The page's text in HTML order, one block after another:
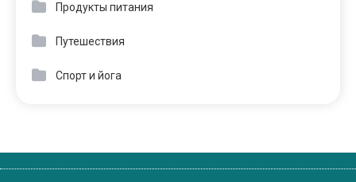
Продукты питания
Путешествия
Спорт и йога